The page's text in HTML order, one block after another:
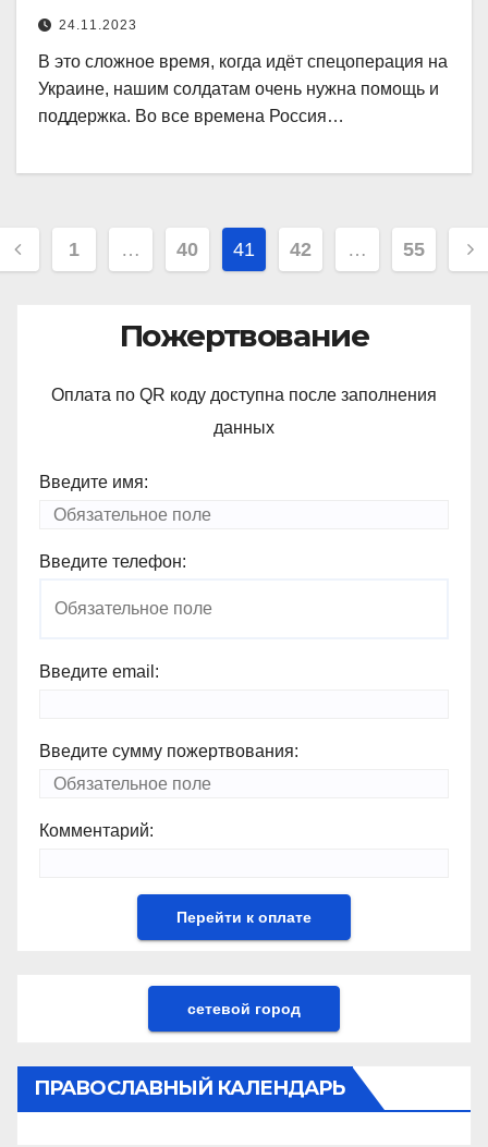
24.11.2023
В это сложное время, когда идёт спецоперация на
Украине, нашим солдатам очень нужна помощь и
поддержка. Во все времена Россия…
1 … 40 41 42 … 55
Пожертвование
Оплата по QR коду доступна после заполнения
данных
Введите имя:
Введите телефон:
Введите email:
Введите сумму пожертвования:
Комментарий:
сетевой город
ПРАВОСЛАВНЫЙ КАЛЕНДАРЬ